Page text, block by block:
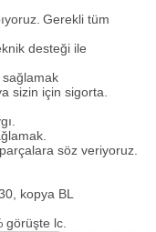
Gerekli tüm
desteği ile
sizin için sigorta.
söz veriyoruz.
kopya BL
görüşte lc.